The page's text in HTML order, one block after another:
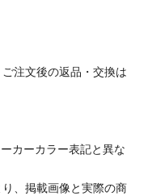
注文後の返品・交換は
カーカラー表記と異な
、掲載画像と実際の商